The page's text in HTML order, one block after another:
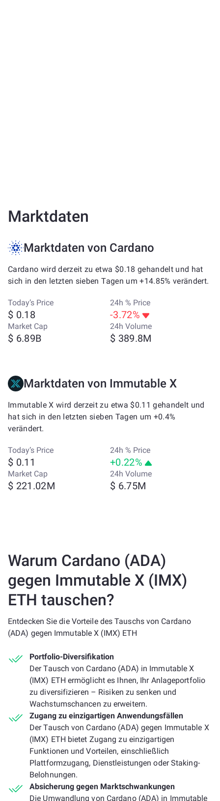
Marktdaten
Marktdaten von Cardano
Cardano wird derzeit zu etwa $0.18 gehandelt und hat
sich in den letzten sieben Tagen um +14.85% verändert.
Today’s Price
$ 0.18
24h % Price
-3.72%
Market Cap
$ 6.89B
24h Volume
$ 389.8M
Marktdaten von Immutable X
Immutable X wird derzeit zu etwa $0.11 gehandelt und
hat sich in den letzten sieben Tagen um +0.4%
verändert.
Today’s Price
$ 0.11
24h % Price
+0.22%
Market Cap
$ 221.02M
24h Volume
$ 6.75M
Warum Cardano (ADA)
gegen Immutable X (IMX)
ETH tauschen?
Entdecken Sie die Vorteile des Tauschs von Cardano
(ADA) gegen Immutable X (IMX) ETH
Portfolio-Diversifikation
Der Tausch von Cardano (ADA) in Immutable X
(IMX) ETH ermöglicht es Ihnen, Ihr Anlageportfolio
zu diversifizieren – Risiken zu senken und
Wachstumschancen zu erweitern.
Zugang zu einzigartigen Anwendungsfällen
Der Tausch von Cardano (ADA) gegen Immutable X
(IMX) ETH bietet Zugang zu einzigartigen
Funktionen und Vorteilen, einschließlich
Plattformzugang, Dienstleistungen oder Staking-
Belohnungen.
Absicherung gegen Marktschwankungen
Die Umwandlung von Cardano (ADA) in Immutable